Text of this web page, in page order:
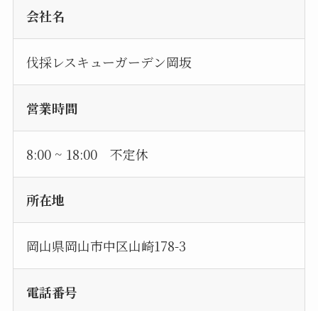
会社名
伐採レスキューガーデン岡坂
営業時間
8:00 ~ 18:00 不定休
所在地
岡山県岡山市中区山崎178-3
電話番号